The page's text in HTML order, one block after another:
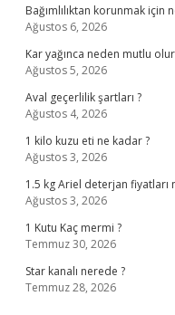
Bağımlılıktan korunmak için
Ağustos 6, 2026
Kar yağınca neden mutlu
Ağustos 5, 2026
Aval geçerlilik şartları ?
Ağustos 4, 2026
1 kilo kuzu eti ne kadar ?
Ağustos 3, 2026
1.5 kg Ariel deterjan fiyatları
Ağustos 3, 2026
1 Kutu Kaç mermi ?
Temmuz 30, 2026
Star kanalı nerede ?
Temmuz 28, 2026